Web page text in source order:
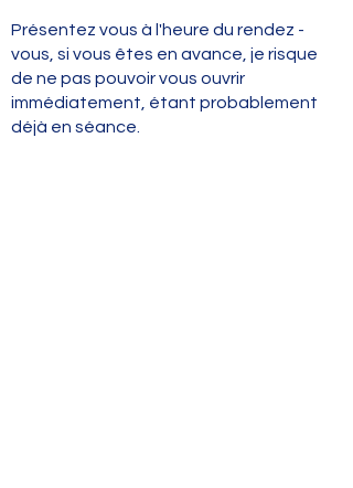
Présentez vous à l'heure du rendez -
vous, si vous êtes en avance, je risque
de ne pas pouvoir vous ouvrir
immédiatement, étant probablement
déjà en séance.